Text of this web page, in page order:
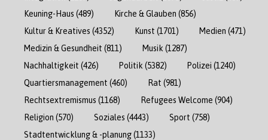
Keuning-Haus (489) Kirche & Glauben (856)
Kultur & Kreatives (4352) Kunst (1701) Medien (471)
Medizin & Gesundheit (811) Musik (1287)
Nachhaltigkeit (426) Politik (5382) Polizei (1240)
Quartiersmanagement (460) Rat (981)
Rechtsextremismus (1168) Refugees Welcome (904)
Religion (570) Soziales (4443) Sport (758)
Stadtentwicklung & -planung(1133)